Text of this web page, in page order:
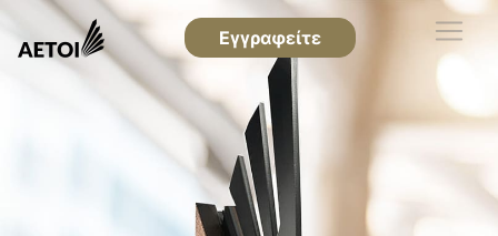
Εγγραφείτε